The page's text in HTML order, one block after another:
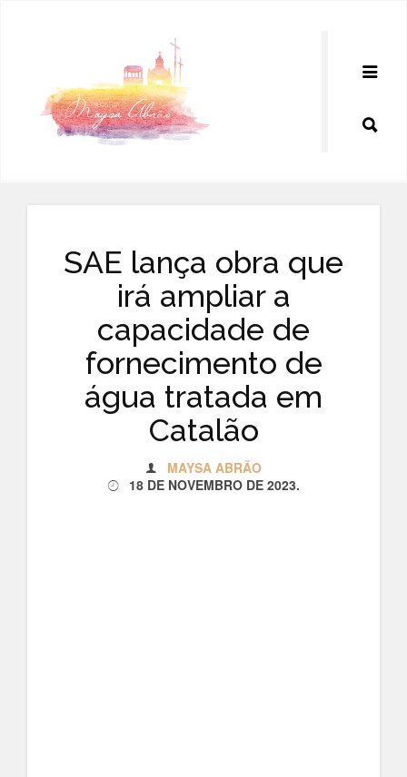
SAE lança obra que
irá ampliar a
capacidade de
fornecimento de
água tratada em
Catalão
MAYSA ABRÃO
18 DE NOVEMBRO DE 2023.